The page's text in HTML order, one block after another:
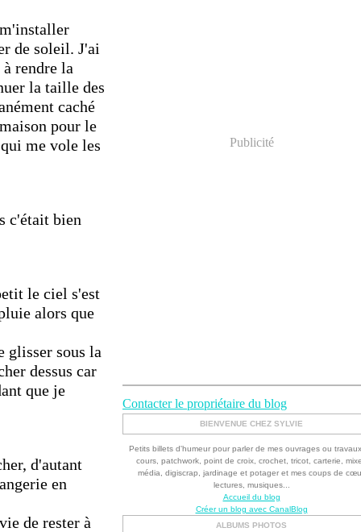
de soleil. J'ai
rendre la
la taille des
caché
pour le
me vole les
c'était bien
le ciel s'est
alors que
glisser sous la
dessus car
que je
d'autant
en
de rester à
Publicité
Contacter le propriétaire du blog
BIENVENUE CHEZ SYLVIE
Petits billets d'humeur pour parler de mes ouvrages ou
cours, patchwork, point de croix, crochet, tricot, carterie,
média, digiscrap, jardinage et potager et mes coups de
lectures, musiques...
Accueil du blog
Créer un blog avec CanalBlog
ALBUMS PHOTOS